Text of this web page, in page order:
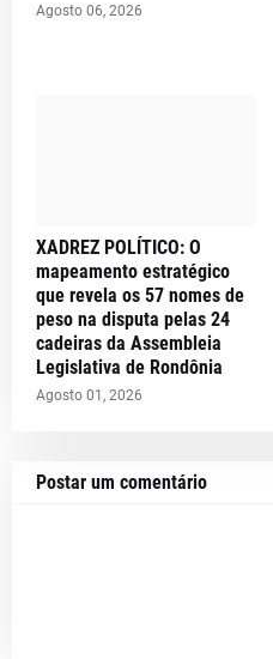
Agosto 06, 2026
XADREZ POLÍTICO: O
mapeamento estratégico
que revela os 57 nomes de
peso na disputa pelas 24
cadeiras da Assembleia
Legislativa de Rondônia
Agosto 01, 2026
Postar um comentário